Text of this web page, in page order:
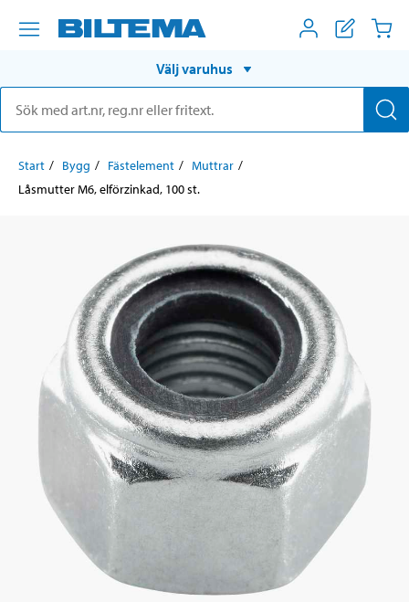
Välj varuhus
Start Bygg Fästelement
Muttrar
Låsmutter M6, elförzinkad, 100 st.